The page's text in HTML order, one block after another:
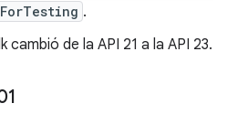
.
cambió de la API 21 a la API 23.